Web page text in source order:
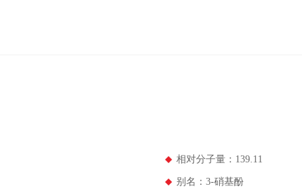
相对分子量：139.11
别名：3-硝基酚